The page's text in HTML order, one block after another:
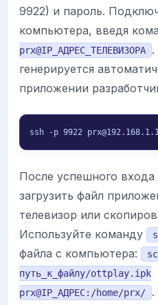
9922) и пароль.
компьютера, введя
prx@IP_АДРЕС_ТЕЛЕВИЗОРА
генерируется
приложении
ssh -p 9922
После успешного
загрузить файл
телевизор или
Используйте команду
файла с компьютера:
путь_к_файлу/ottplay.ipk
prx@IP_АДРЕС:/home/prx/
.